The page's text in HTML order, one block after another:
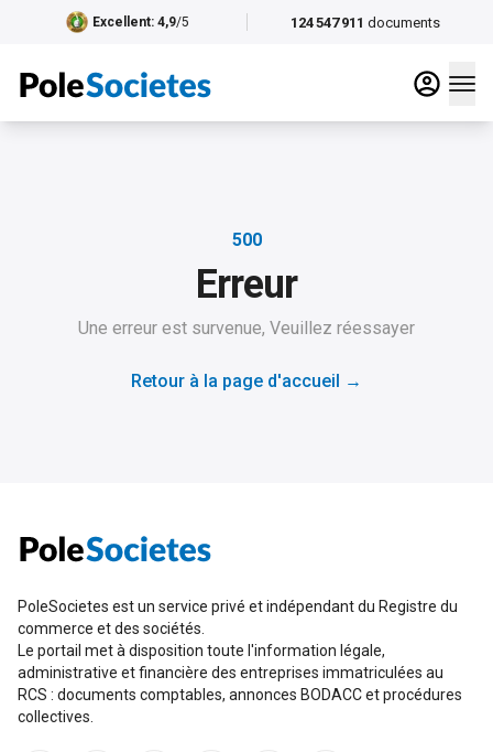
124 547 911 documents
Excellent: 4,9/5
500
Erreur
Une erreur est survenue, Veuillez réessayer
Retour à la page d'accueil →
PoleSocietes est un service privé et indépendant du Registre du
commerce et des sociétés.
Le portail met à disposition toute l'information légale,
administrative et financière des entreprises immatriculées au
RCS : documents comptables, annonces BODACC et procédures
collectives.